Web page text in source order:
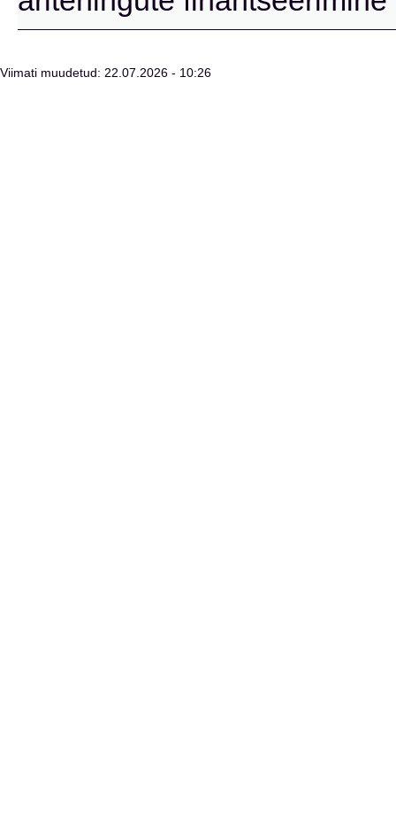
Viimati muudetud: 22.07.2026 - 10:26